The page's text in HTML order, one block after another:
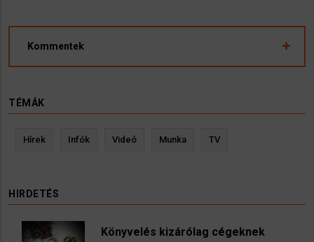
Kommentek
TÉMÁK
Hírek Infók Videó Munka TV
HIRDETÉS
Könyvelés kizárólag cégeknek